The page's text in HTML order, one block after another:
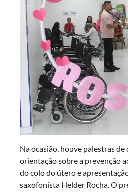
Na ocasião, houve palestras
orientação sobre a prevenção
do colo do útero e
saxofonista Helder Rocha. O